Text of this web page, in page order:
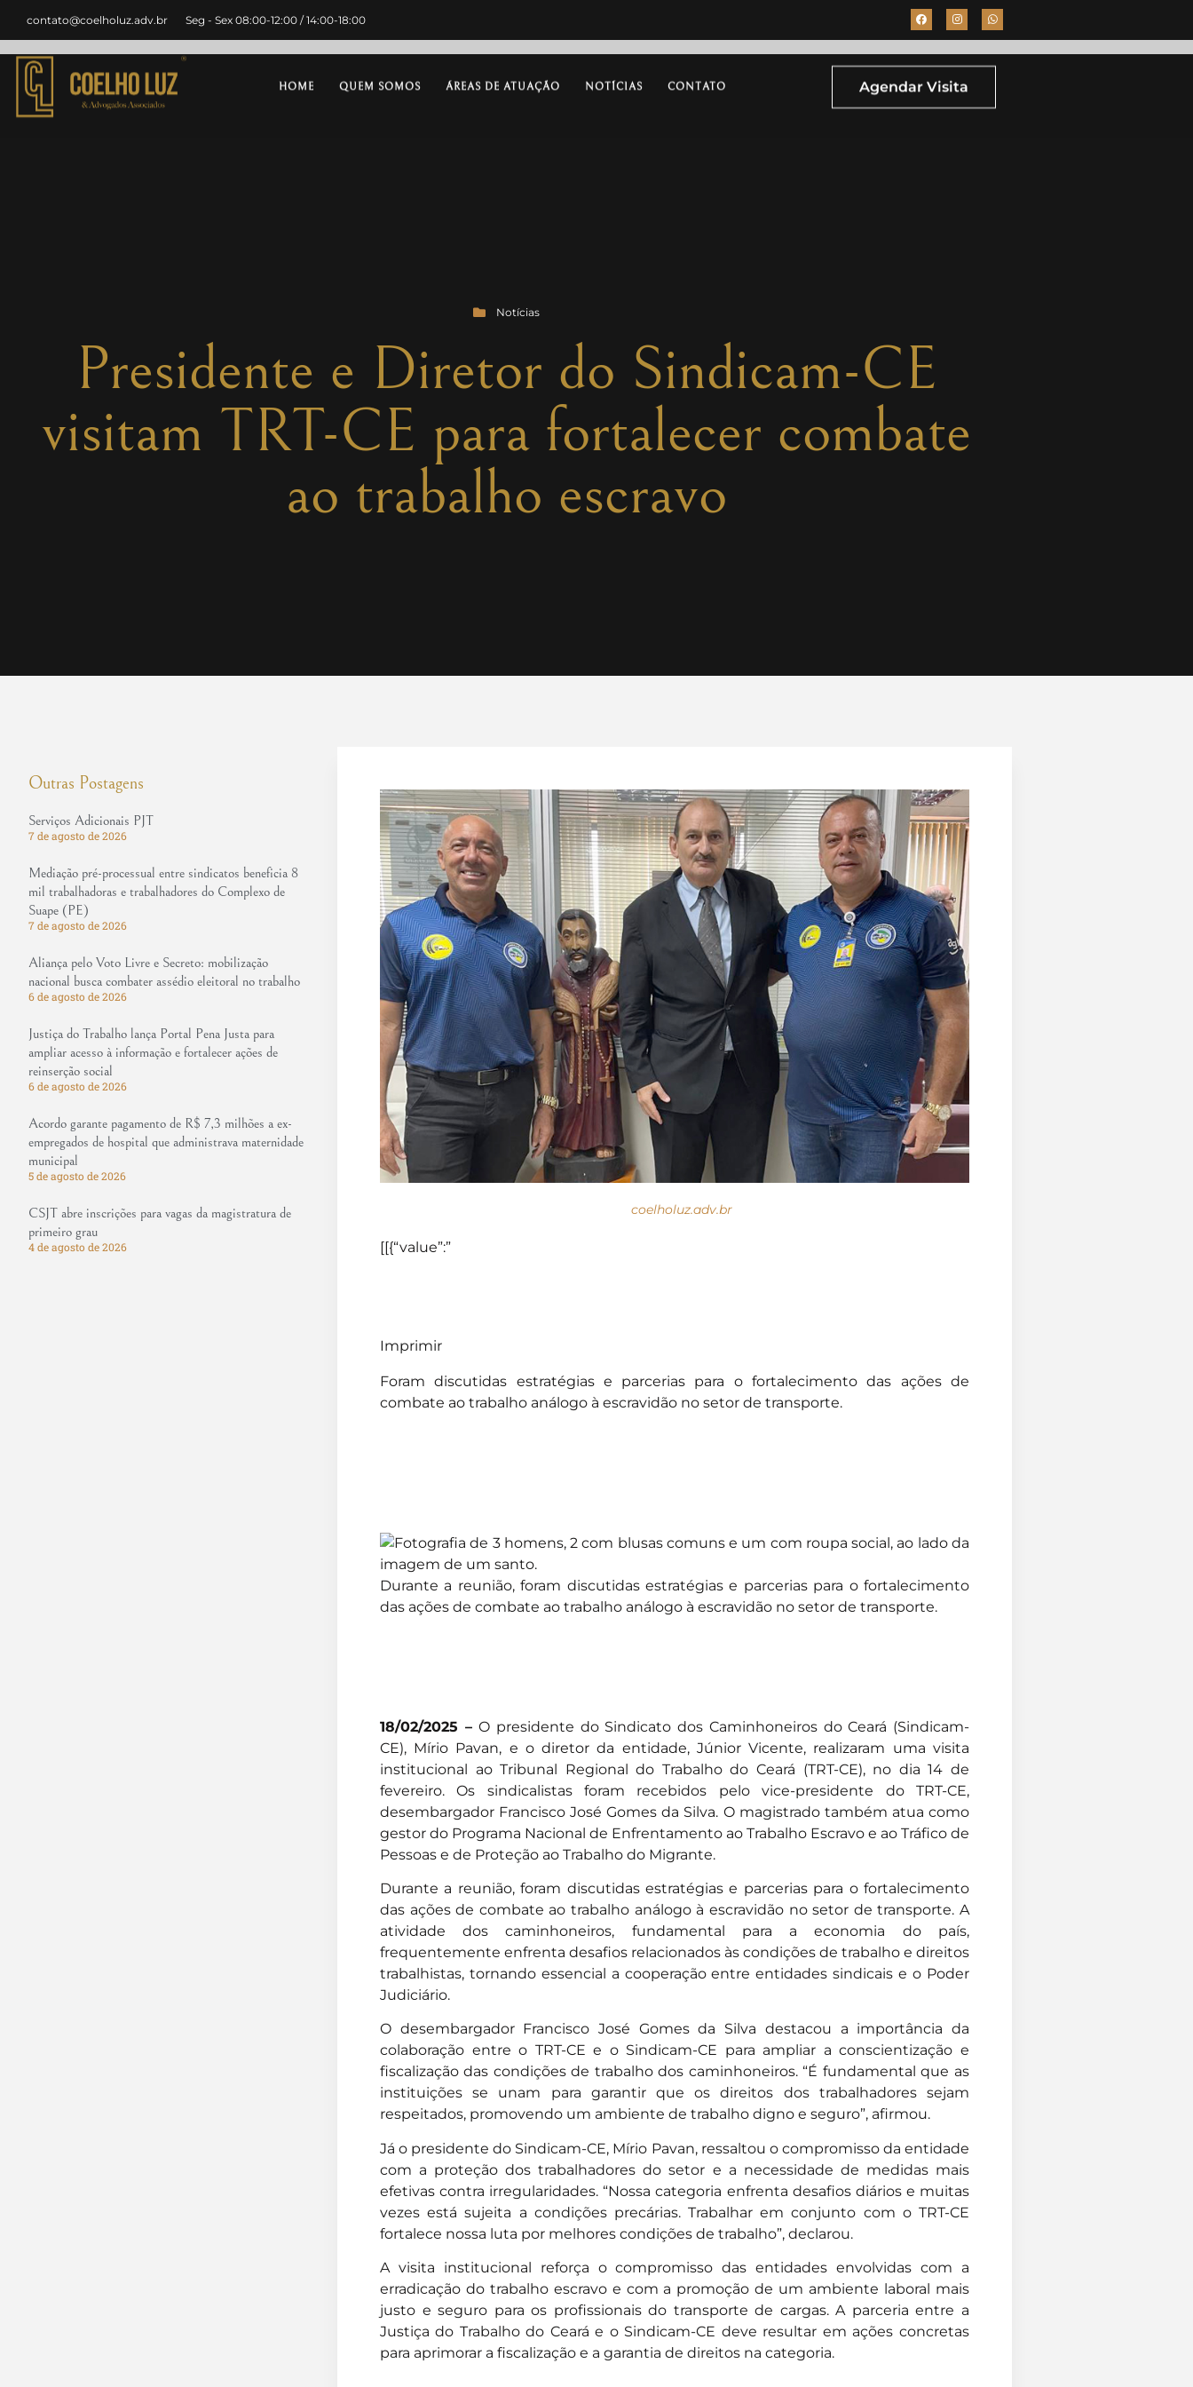
contato@coelholuz.adv.br Seg - Sex 08:00-12:00 / 14:00-18:00
HOME QUEM SOMOS ÁREAS DE ATUAÇÃO NOTÍCIAS CONTATO Agendar Visita
Notícias
Presidente e Diretor do Sindicam-CE
visitam TRT-CE para fortalecer combate
ao trabalho escravo
Outras Postagens
Serviços Adicionais PJT
7 de agosto de 2026
Mediação pré-processual entre sindicatos beneficia 8
mil trabalhadoras e trabalhadores do Complexo de
Suape (PE)
7 de agosto de 2026
Aliança pelo Voto Livre e Secreto: mobilização
nacional busca combater assédio eleitoral no trabalho
6 de agosto de 2026
Justiça do Trabalho lança Portal Pena Justa para
ampliar acesso à informação e fortalecer ações de
reinserção social
6 de agosto de 2026
Acordo garante pagamento de R$ 7,3 milhões a ex-
empregados de hospital que administrava maternidade
municipal
5 de agosto de 2026
CSJT abre inscrições para vagas da magistratura de
primeiro grau
4 de agosto de 2026
coelholuz.adv.br
[[{“value”:”
Imprimir
Foram discutidas estratégias e parcerias para o fortalecimento das ações de
combate ao trabalho análogo à escravidão no setor de transporte.
Durante a reunião, foram discutidas estratégias e parcerias para o fortalecimento
das ações de combate ao trabalho análogo à escravidão no setor de transporte.
18/02/2025 –O presidente do Sindicato dos Caminhoneiros do Ceará (Sindicam-
CE), Mírio Pavan, e o diretor da entidade, Júnior Vicente, realizaram uma visita
institucional ao Tribunal Regional do Trabalho do Ceará (TRT-CE), no dia 14 de
fevereiro. Os sindicalistas foram recebidos pelo vice-presidente do TRT-CE,
desembargador Francisco José Gomes da Silva. O magistrado também atua como
gestor do Programa Nacional de Enfrentamento ao Trabalho Escravo e ao Tráfico de
Pessoas e de Proteção ao Trabalho do Migrante.
Durante a reunião, foram discutidas estratégias e parcerias para o fortalecimento
das ações de combate ao trabalho análogo à escravidão no setor de transporte. A
atividade dos caminhoneiros, fundamental para a economia do país,
frequentemente enfrenta desafios relacionados às condições de trabalho e direitos
trabalhistas, tornando essencial a cooperação entre entidades sindicais e o Poder
Judiciário.
O desembargador Francisco José Gomes da Silva destacou a importância da
colaboração entre o TRT-CE e o Sindicam-CE para ampliar a conscientização e
fiscalização das condições de trabalho dos caminhoneiros. “É fundamental que as
instituições se unam para garantir que os direitos dos trabalhadores sejam
respeitados, promovendo um ambiente de trabalho digno e seguro”, afirmou.
Já o presidente do Sindicam-CE, Mírio Pavan, ressaltou o compromisso da entidade
com a proteção dos trabalhadores do setor e a necessidade de medidas mais
efetivas contra irregularidades. “Nossa categoria enfrenta desafios diários e muitas
vezes está sujeita a condições precárias. Trabalhar em conjunto com o TRT-CE
fortalece nossa luta por melhores condições de trabalho”, declarou.
A visita institucional reforça o compromisso das entidades envolvidas com a
erradicação do trabalho escravo e com a promoção de um ambiente laboral mais
justo e seguro para os profissionais do transporte de cargas. A parceria entre a
Justiça do Trabalho do Ceará e o Sindicam-CE deve resultar em ações concretas
para aprimorar a fiscalização e a garantia de direitos na categoria.